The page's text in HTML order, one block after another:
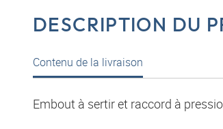
DESCRIPTION DU
Contenu de la livraison
Embout à sertir et raccord à